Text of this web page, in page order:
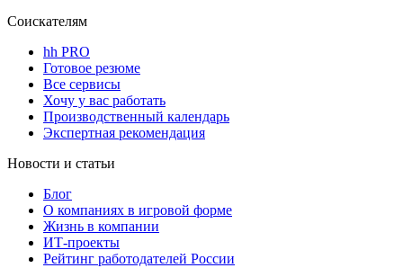
Соискателям
hh PRO
Готовое резюме
Все сервисы
Хочу у вас работать
Производственный календарь
Экспертная рекомендация
Новости и статьи
Блог
О компаниях в игровой форме
Жизнь в компании
ИТ-проекты
Рейтинг работодателей России